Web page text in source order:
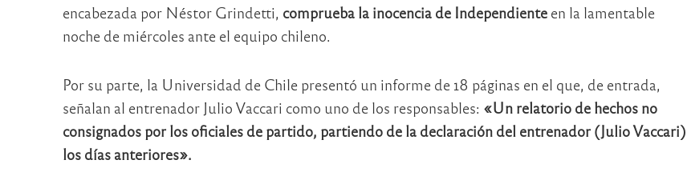
encabezada por Néstor Grindetti, comprueba la inocencia de Independienteen la lamentable
noche de miércoles ante el equipo chileno.
Por su parte, la Universidad de Chile presentó un informe de 18 páginas en el que, de entrada,
señalan al entrenador Julio Vaccari como uno de los responsables: «Un relatorio de hechos no
consignados por los oficiales de partido, partiendo de la declaración del entrenador (Julio Vaccari)
los días anteriores».